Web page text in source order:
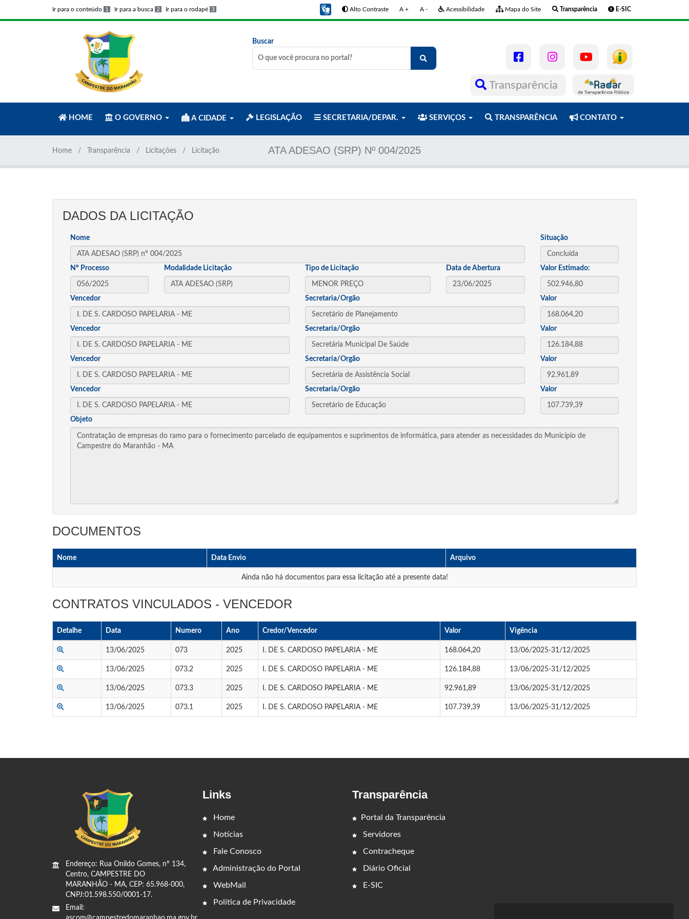
Ir para o conteúdo 1 Ir para a busca 2 Ir para o rodapé 3 Alto Contraste A + A - Acessibilidade Mapa do Site Transparência E-SIC
Buscar
Transparência
HOME O GOVERNO A CIDADE LEGISLAÇÃO SECRETARIA/DEPAR. SERVIÇOS TRANSPARÊNCIA CONTATO
ATA ADESAO (SRP) Nº 004/2025
Home Transparência Licitações Licitação
DADOS DA LICITAÇÃO
Nome Situação
Nº Processo Modalidade Licitação Tipo de Licitação Data de Abertura Valor Estimado:
Vencedor Secretaria/Orgão Valor
Vencedor Secretaria/Orgão Valor
Vencedor Secretaria/Orgão Valor
Vencedor Secretaria/Orgão Valor
Objeto
DOCUMENTOS
Nome Data Envio Arquivo
Ainda não há documentos para essa licitação até a presente data!
CONTRATOS VINCULADOS - VENCEDOR
Detalhe Data Numero Ano Credor/Vencedor Valor Vigência
13/06/2025 073 2025 I. DE S. CARDOSO PAPELARIA - ME 168.064,20 13/06/2025-31/12/2025
13/06/2025 073.2 2025 I. DE S. CARDOSO PAPELARIA - ME 126.184,88 13/06/2025-31/12/2025
13/06/2025 073.3 2025 I. DE S. CARDOSO PAPELARIA - ME 92.961,89 13/06/2025-31/12/2025
13/06/2025 073.1 2025 I. DE S. CARDOSO PAPELARIA - ME 107.739,39 13/06/2025-31/12/2025
Endereço: Rua Onildo Gomes, nº 134,
Centro, CAMPESTRE DO
MARANHÃO - MA, CEP: 65.968-000,
CNPJ:01.598.550/0001-17.
Email:
Links
Home
Notícias
Fale Conosco
Administração do Portal
WebMail
Política de Privacidade
Transparência
Portal da Transparência
Servidores
Contracheque
Diário Oficial
E-SIC